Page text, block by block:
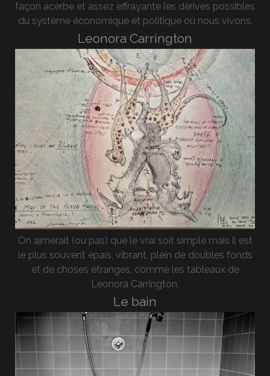
façon acerbe et assez effrayante les dérives possibles
du système économique et politique où nous vivons.
Leonora Carrington
On aimerait (ou pas) que le vrai soit simple mais il est
le plus souvent épais, vibrant, plein de doubles fonds
et de choses étranges, comme les tableaux de
Leonora Carrington.
Le bain